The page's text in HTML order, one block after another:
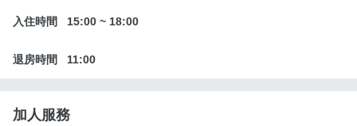
入住時間 15:00 ~ 18:00
退房時間 11:00
加人服務